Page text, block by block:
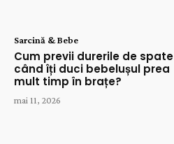
Sarcină & Bebe
Cum previi durerile de spate
când îți duci bebelușul prea
mult timp în brațe?
mai 11, 2026